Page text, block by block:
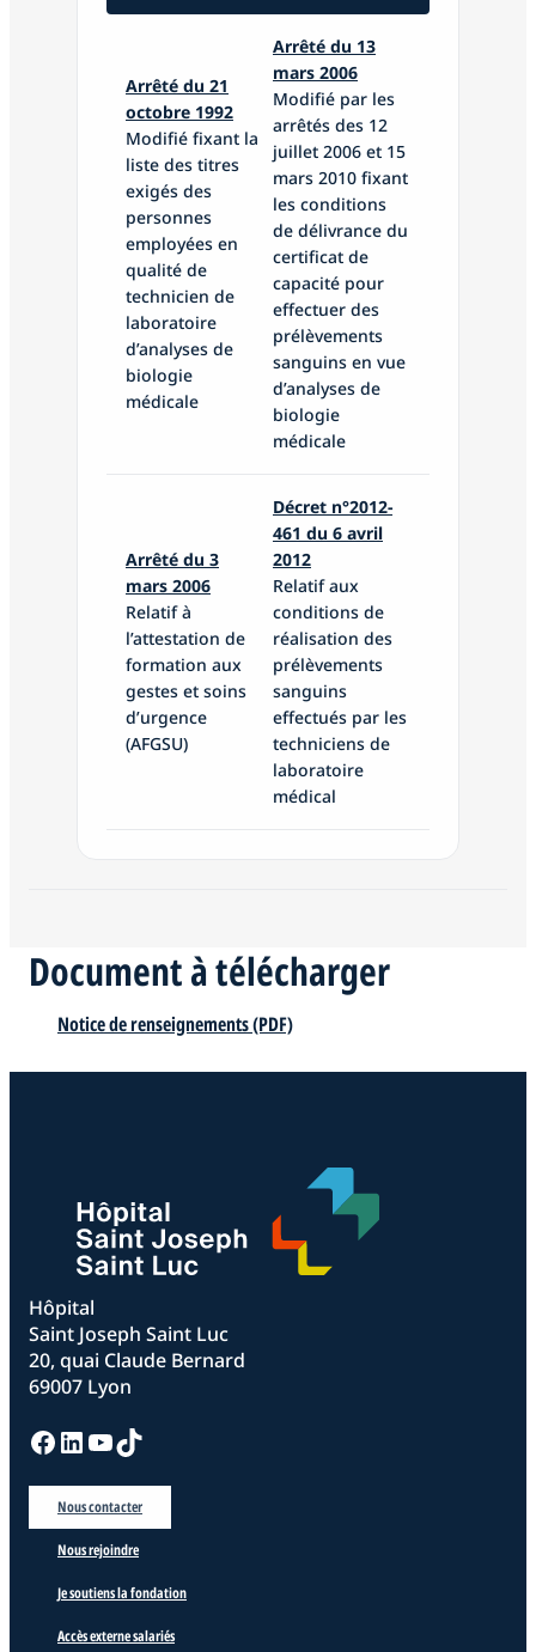
Arrêté du 21
octobre 1992
Modifié fixant la
liste des titres
exigés des
personnes
employées en
qualité de
technicien de
laboratoire
d’analyses de
biologie
médicale
Arrêté du 13
mars 2006
Modifié par les
arrêtés des 12
juillet 2006 et 15
mars 2010 fixant
les conditions
de délivrance du
certificat de
capacité pour
effectuer des
prélèvements
sanguins en vue
d’analyses de
biologie
médicale
Arrêté du 3
mars 2006
Relatif à
l’attestation de
formation aux
gestes et soins
d’urgence
(AFGSU)
Décret n°2012-
461 du 6 avril
2012
Relatif aux
conditions de
réalisation des
prélèvements
sanguins
effectués par les
techniciens de
laboratoire
médical
Document à télécharger
Notice de renseignements (PDF)
Hôpital
Saint Joseph Saint Luc
20, quai Claude Bernard
69007 Lyon
Facebook LinkedIn YouTube TikTok
Nous contacter
Nous rejoindre
Je soutiens la fondation
Accès externe salariés